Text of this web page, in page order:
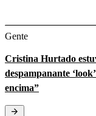
Gente
Cristina Hurtado
despampanante
encima”